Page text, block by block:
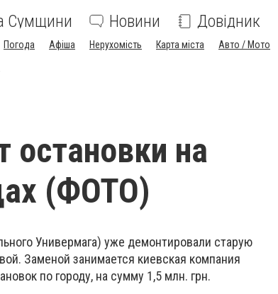
Сумщини Новини Довідник
Погода Афіша Нерухомість Карта міста
Авто / Мото
на
(ФОТО)
Универмага) уже демонтировали старую
Заменой занимается киевская компания
по городу, на сумму 1,5 млн. грн.